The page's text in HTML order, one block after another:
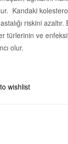
Kandaki
riskini azaltır.
türlerinin ve
olur.
wishlist